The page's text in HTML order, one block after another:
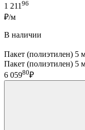
1 21196
₽/м
В наличии
Пакет (полиэтилен) 5
Пакет (полиэтилен) 5
6 05980₽